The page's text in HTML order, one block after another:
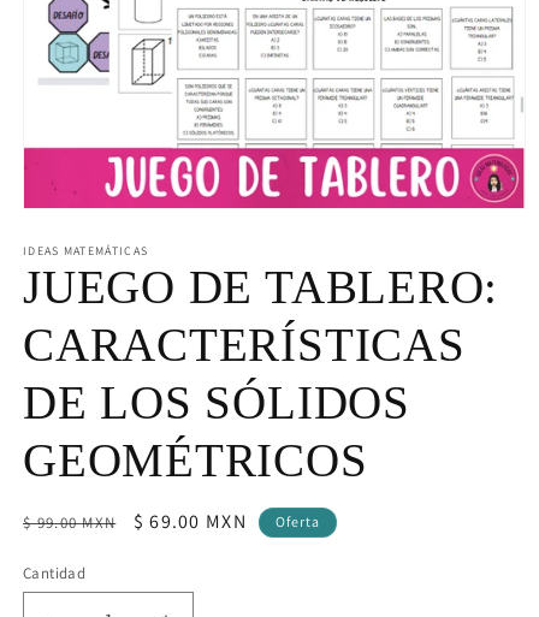
multimedia
1
una
modal
IDEAS MATEMÁTICAS
JUEGO DE TABLERO:
CARACTERÍSTICAS
DE LOS SÓLIDOS
GEOMÉTRICOS
Precio
$ 99.00 MXN
Precio
$ 69.00 MXN Oferta
Cantidad